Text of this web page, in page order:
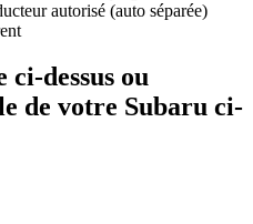
autorisé (auto séparée)
dessus ou
de votre Subaru ci-